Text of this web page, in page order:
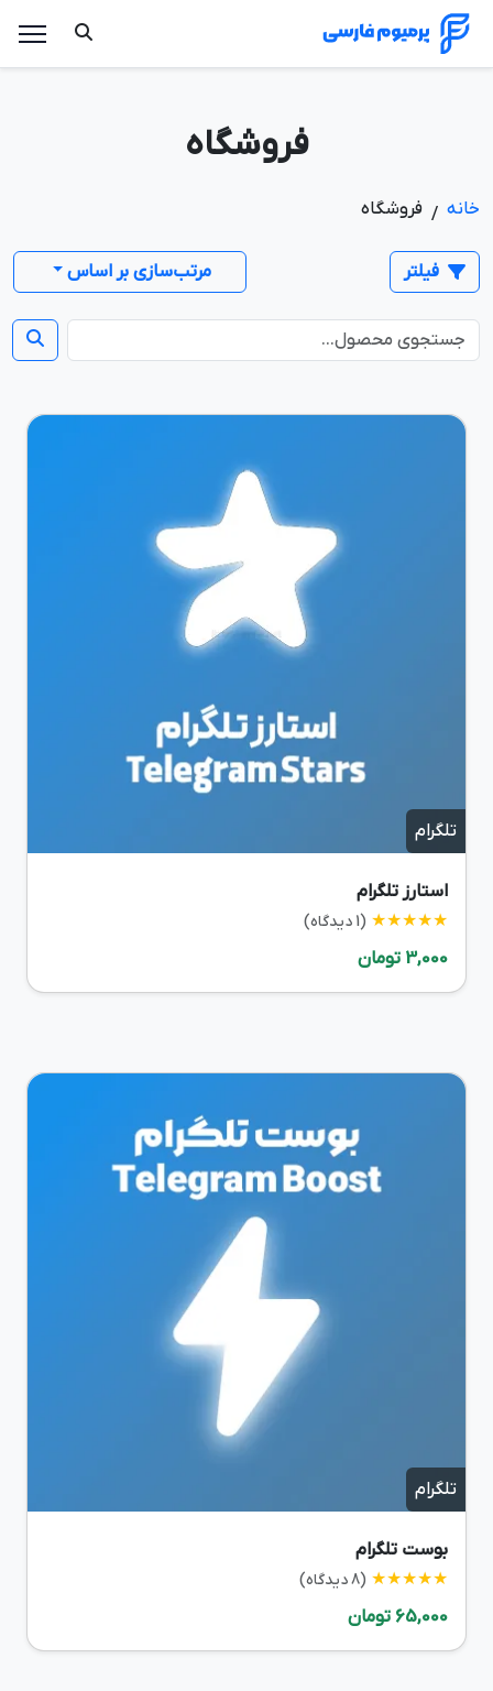
فروشگاه
خانه / فروشگاه
فیلتر مرتب‌سازی بر اساس
تلگرام
استارز تلگرام
★★★★★ (1 دیدگاه)
3,000 تومان
تلگرام
بوست تلگرام
★★★★★ (8 دیدگاه)
65,000 تومان